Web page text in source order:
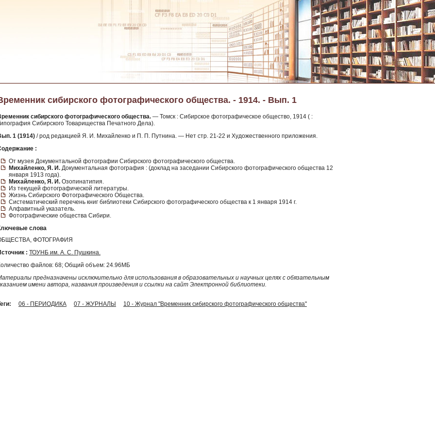
сибирского фотографического общества. - 1914. - Вып. 1
сибирского фотографического общества. — Томск : Сибирское фотографическое общество, 1914 ( :
Сибирского Товарищества Печатного Дела).
1 (1914) / род редакцией Я. И. Михайленко и П. П. Путнина. — Нет стр. 21-22 и Художественного приложения.
:
От музея Документальной фотографии Сибирского фотографического общества.
Михайленко, Я. И. Документальная фотография : (доклад на заседании Сибирского фотографического общества 12
января 1913 года).
Михайленко, Я. И. Озопинатипия.
Из текущей фотографической литературы.
Жизнь Сибирского Фотографического Общества.
Систематический перечень книг библиотеки Сибирского фотографического общества к 1 января 1914 г.
Алфавитный указатель.
Фотографические общества Сибири.
слова
ФОТОГРАФИЯ
: ТОУНБ им. А. С. Пушкина.
файлов: 68; Общий объем: 24.96МБ
предназначены исключительно для использования в образовательных и научных целях с обязательным
имени автора, названия произведения и ссылки на сайт Электронной библиотеки.
06 - ПЕРИОДИКА 07 - ЖУРНАЛЫ 10 - Журнал "Временник сибирского фотографического общества"